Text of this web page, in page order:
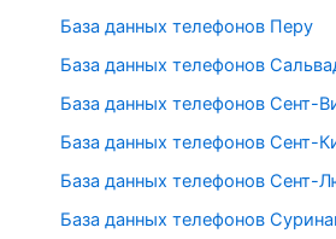
База данных телефонов Перу
База данных телефонов
База данных телефонов Сент-
База данных телефонов Сент-
База данных телефонов Сент-
База данных телефонов